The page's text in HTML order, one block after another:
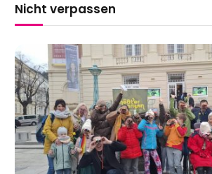
Nicht verpassen